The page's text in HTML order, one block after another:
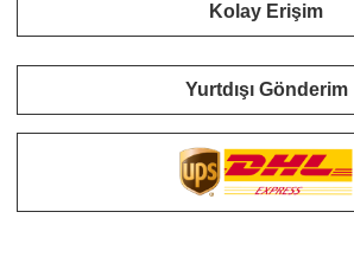
Kolay Erişim
Yurtdışı Gönderim